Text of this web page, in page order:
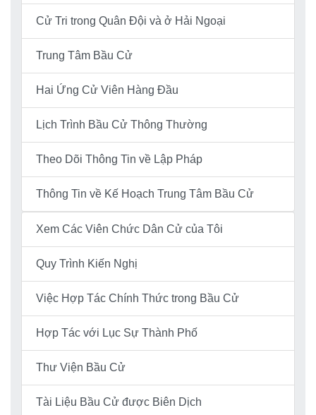
Cử Tri trong Quân Đội và ở Hải Ngoại
Trung Tâm Bầu Cử
Hai Ứng Cử Viên Hàng Đầu
Lịch Trình Bầu Cử Thông Thường
Theo Dõi Thông Tin về Lập Pháp
Thông Tin về Kế Hoạch Trung Tâm Bầu Cử
Xem Các Viên Chức Dân Cử của Tôi
Quy Trình Kiến Nghị
Việc Hợp Tác Chính Thức trong Bầu Cử
Hợp Tác với Lục Sự Thành Phố
Thư Viện Bầu Cử
Tài Liệu Bầu Cử được Biên Dịch